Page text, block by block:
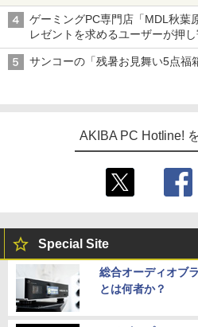
ゲーミングPC専門店「MDL秋葉
レゼントを求めるユーザーが押
サンコーの「残暑お見舞い5点福
AKIBA PC Hotline!
Special Site
総合オーディオブ
とは何者か？